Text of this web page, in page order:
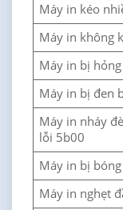
Máy in kéo
Máy in không
Máy in bị
Máy in bị đen
Máy in nháy
lỗi 5b00
Máy in bị
Máy in nghẹt